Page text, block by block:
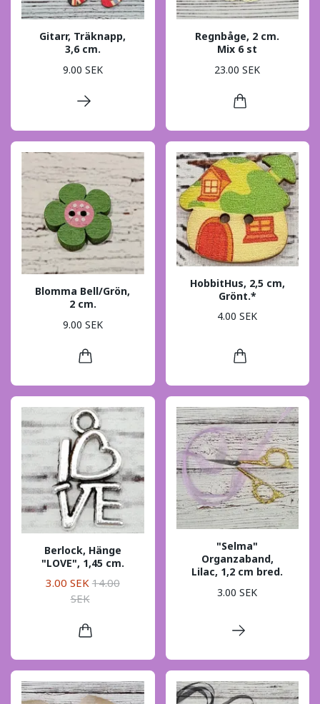
Gitarr, Träknapp,
3,6 cm.
9.00 SEK
Regnbåge, 2 cm.
Mix 6 st
23.00 SEK
Blomma Bell/Grön,
2 cm.
9.00 SEK
HobbitHus, 2,5 cm,
Grönt.*
4.00 SEK
Berlock, Hänge
"LOVE", 1,45 cm.
3.00 SEK 14.00
SEK
"Selma"
Organzaband,
Lilac, 1,2 cm bred.
3.00 SEK